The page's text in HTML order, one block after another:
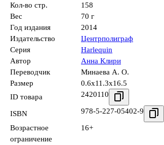
Кол-во стр.
158
Вес
70 г
Год издания
2014
Издательство
Центрполиграф
Серия
Harlequin
Автор
Анна Клири
Переводчик
Минаева А. О.
Размер
0.6x11.3x16.5
ID товара
2420110
ISBN 978-5-227-05402-9
Возрастное
ограничение
16+